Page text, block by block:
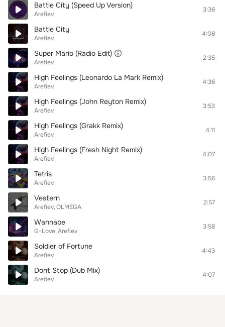
Battle City (Speed Up Version)
Arefiev
3:36
Battle City
Arefiev
4:08
Super Mario (Radio Edit)
Arefiev
2:35
High Feelings (Leonardo La Mark Remix)
Arefiev
4:36
High Feelings (John Reyton Remix)
Arefiev
3:53
High Feelings (Grakk Remix)
Arefiev
4:11
High Feelings (Fresh Night Remix)
Arefiev
4:07
Tetris
Arefiev
3:56
Vestern
Arefiev OLMEGA
2:57
Wannabe
G-Love Arefiev
3:58
Soldier of Fortune
Arefiev
4:43
Dont Stop (Dub Mix)
Arefiev
4:07